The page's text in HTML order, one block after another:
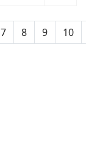
第 3 頁，共 29 頁
7 8 9 10